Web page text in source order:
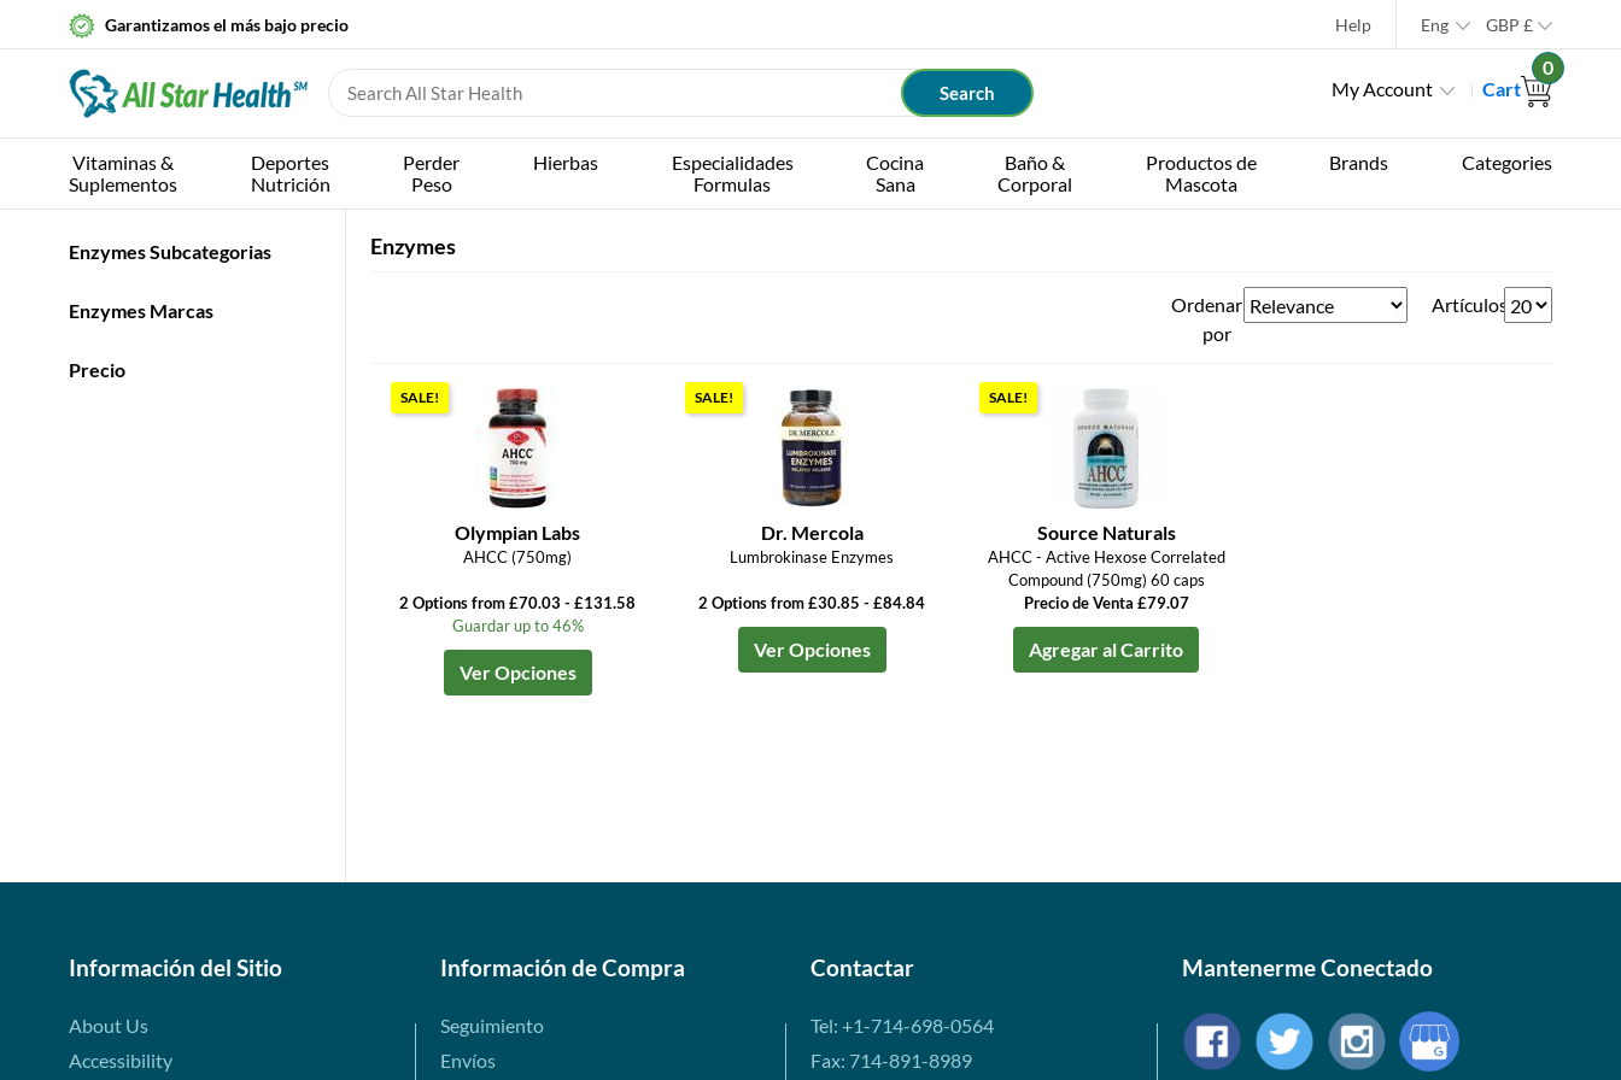
Garantizamos el más bajo precio Help Eng GBP £
My Account Cart
0
Vitaminas &
Suplementos
Deportes
Nutrición
Perder
Peso
Hierbas
Especialidades
Formulas
Cocina
Sana
Baño &
Corporal
Productos de
Mascota
Brands Categories
Enzymes Subcategorias
Enzymes Marcas
Precio
Enzymes
Ordenar
por
Artículos
SALE!
Olympian Labs
AHCC (750mg)
2 Options from £70.03 - £131.58
Guardar up to 46%
Ver Opciones
SALE!
Dr. Mercola
Lumbrokinase Enzymes
2 Options from £30.85 - £84.84
Ver Opciones
SALE!
Source Naturals
AHCC - Active Hexose Correlated
Compound (750mg) 60 caps
Precio de Venta £79.07
Agregar al Carrito
Información del Sitio
About Us
Accessibility
Información de Compra
Seguimiento
Envíos
Contactar
Tel: +1-714-698-0564
Fax: 714-891-8989
Mantenerme Conectado